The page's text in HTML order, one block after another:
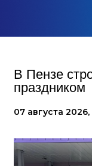
В Пензе
праздником
07 августа 2026,